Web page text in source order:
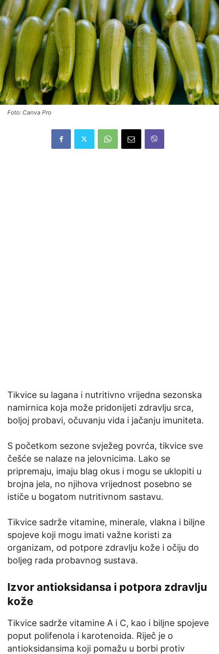
Foto: Canva Pro
Tikvice su lagana i nutritivno vrijedna sezonska
namirnica koja može pridonijeti zdravlju srca,
boljoj probavi, očuvanju vida i jačanju imuniteta.
S početkom sezone svježeg povrća, tikvice sve
češće se nalaze na jelovnicima. Lako se
pripremaju, imaju blag okus i mogu se uklopiti u
brojna jela, no njihova vrijednost posebno se
ističe u bogatom nutritivnom sastavu.
Tikvice sadrže vitamine, minerale, vlakna i biljne
spojeve koji mogu imati važne koristi za
organizam, od potpore zdravlju kože i očiju do
boljeg rada probavnog sustava.
Izvor antioksidansa i potpora zdravlju
kože
Tikvice sadrže vitamine A i C, kao i biljne spojeve
poput polifenola i karotenoida. Riječ je o
antioksidansima koji pomažu u borbi protiv